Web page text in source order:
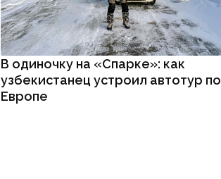
В одиночку на «Спарке»: как
узбекистанец устроил автотур по
Европе